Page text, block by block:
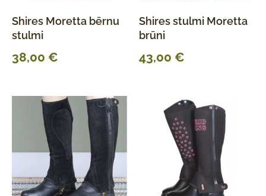
Shires Moretta bērnu
stulmi
38,00 €
Shires stulmi Moretta
brūni
43,00 €